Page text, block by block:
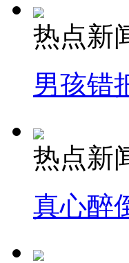
安徽一实载49人客
走！跟着总书记去
消防员救轻生者 花
热点新
男孩错
热点新
真心醉